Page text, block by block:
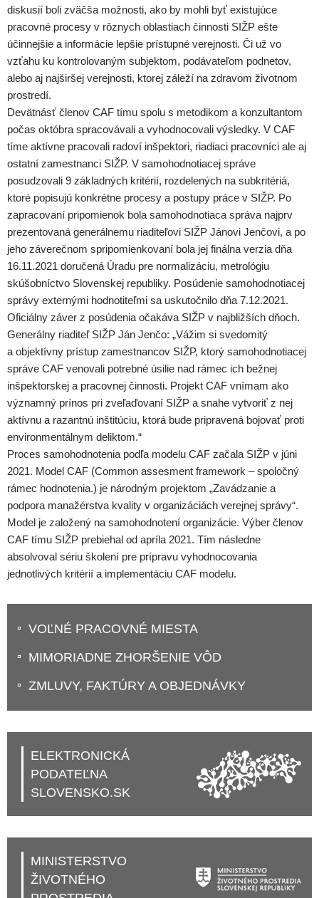
diskusií boli zväčša možnosti, ako by mohli byť existujúce
pracovné procesy v rôznych oblastiach činnosti SIŽP ešte
účinnejšie a informácie lepšie prístupné verejnosti. Či už vo
vzťahu ku kontrolovaným subjektom, podávateľom podnetov,
alebo aj najširšej verejnosti, ktorej záleží na zdravom životnom
prostredí.
Devätnásť členov CAF tímu spolu s metodikom a konzultantom
počas októbra spracovávali a vyhodnocovali výsledky. V CAF
tíme aktívne pracovali radoví inšpektori, riadiaci pracovníci ale aj
ostatní zamestnanci SIŽP. V samohodnotiacej správe
posudzovali 9 základných kritérií, rozdelených na subkritériá,
ktoré popisujú konkrétne procesy a postupy práce v SIŽP. Po
zapracovaní pripomienok bola samohodnotiaca správa najprv
prezentovaná generálnemu riaditeľovi SIŽP Jánovi Jenčovi, a po
jeho záverečnom spripomienkovaní bola jej finálna verzia dňa
16.11.2021 doručená Úradu pre normalizáciu, metrológiu
skúšobníctvo Slovenskej republiky. Posúdenie samohodnotiacej
správy externými hodnotiteľmi sa uskutočnilo dňa 7.12.2021.
Oficiálny záver z posúdenia očakáva SIŽP v najbližších dňoch.
Generálny riaditeľ SIŽP Ján Jenčo: „Vážim si svedomitý
a objektívny prístup zamestnancov SIŽP, ktorý samohodnotiacej
správe CAF venovali potrebné úsilie nad rámec ich bežnej
inšpektorskej a pracovnej činnosti. Projekt CAF vnímam ako
významný prínos pri zveľaďovaní SIŽP a snahe vytvoriť z nej
aktívnu a razantnú inštitúciu, ktorá bude pripravená bojovať proti
environmentálnym deliktom.“
Proces samohodnotenia podľa modelu CAF začala SIŽP v júni
2021. Model CAF (Common assesment framework – spoločný
rámec hodnotenia.) je národným projektom „Zavádzanie a
podpora manažérstva kvality v organizáciách verejnej správy“.
Model je založený na samohodnotení organizácie. Výber členov
CAF tímu SIŽP prebiehal od apríla 2021. Tím následne
absolvoval sériu školení pre prípravu vyhodnocovania
jednotlivých kritérií a implementáciu CAF modelu.
VOĽNÉ PRACOVNÉ MIESTA
MIMORIADNE ZHORŠENIE VÔD
ZMLUVY, FAKTÚRY A OBJEDNÁVKY
ELEKTRONICKÁ
PODATEĽNA
SLOVENSKO.SK
MINISTERSTVO
ŽIVOTNÉHO